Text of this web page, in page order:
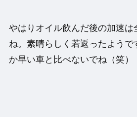
やはりオイル飲んだ後の加速は
ね。素晴らしく若返ったようで
か早い車と比べないでね（笑）